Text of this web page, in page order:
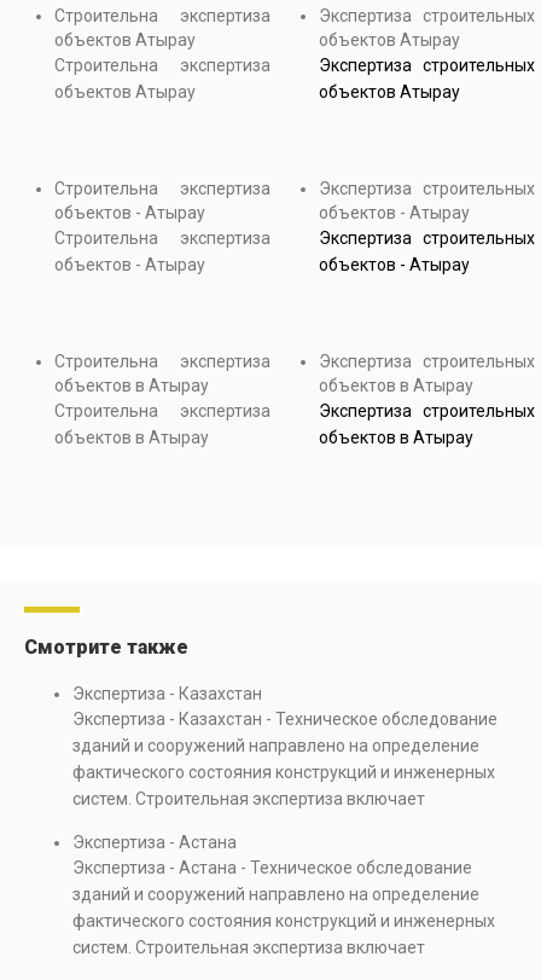
Строительна экспертиза
объектов Атырау
Строительна экспертиза
объектов Атырау
Строительна экспертиза
объектов - Атырау
Строительна экспертиза
объектов - Атырау
Строительна экспертиза
объектов в Атырау
Строительна экспертиза
объектов в Атырау
Экспертиза строительных
объектов Атырау
Экспертиза строительных
объектов Атырау
Экспертиза строительных
объектов - Атырау
Экспертиза строительных
объектов - Атырау
Экспертиза строительных
объектов в Атырау
Экспертиза строительных
объектов в Атырау
Смотрите также
Экспертиза - Казахстан
Экспертиза - Казахстан - Техническое обследование
зданий и сооружений направлено на определение
фактического состояния конструкций и инженерных
систем. Строительная экспертиза включает
элементов и оценку эксплуатационной безопасности.
Услуга востребована при покупке недвижимости,
капитальном ремонте и реконструкции объектов, а
также при судебных разбирательствах и технических
проверках.
Экспертиза - Астана
Экспертиза - Астана - Техническое обследование
зданий и сооружений направлено на определение
фактического состояния конструкций и инженерных
систем. Строительная экспертиза включает